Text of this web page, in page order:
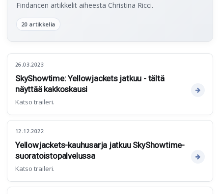
Findancen artikkelit aiheesta Christina Ricci.
20 artikkelia
26.03.2023
SkyShowtime: Yellowjackets jatkuu - tältä
näyttää kakkoskausi
Katso traileri.
12.12.2022
Yellowjackets-kauhusarja jatkuu SkyShowtime-
suoratoistopalvelussa
Katso traileri.